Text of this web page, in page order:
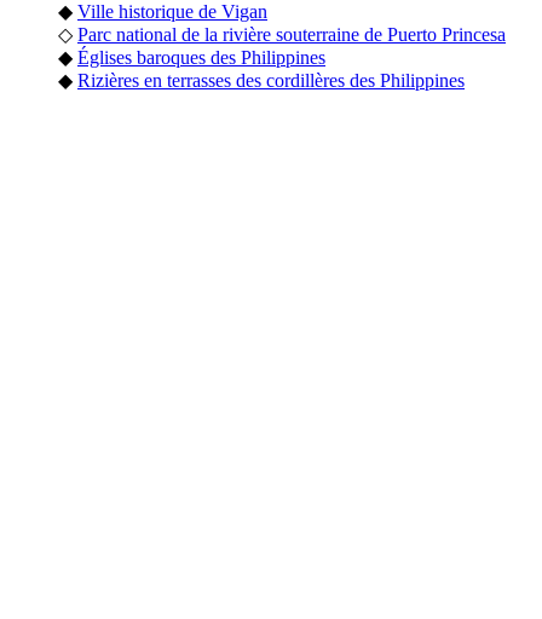
◆ Ville historique de Vigan
◇ Parc national de la rivière souterraine de Puerto Princesa
◆ Églises baroques des Philippines
◆ Rizières en terrasses des cordillères des Philippines